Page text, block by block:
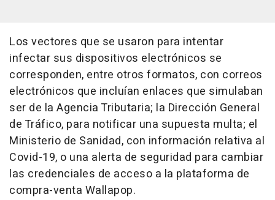
Los vectores que se usaron para intentar
infectar sus dispositivos electrónicos se
corresponden, entre otros formatos, con correos
electrónicos que incluían enlaces que simulaban
ser de la Agencia Tributaria; la Dirección General
de Tráfico, para notificar una supuesta multa; el
Ministerio de Sanidad, con información relativa al
Covid-19, o una alerta de seguridad para cambiar
las credenciales de acceso a la plataforma de
compra-venta Wallapop.